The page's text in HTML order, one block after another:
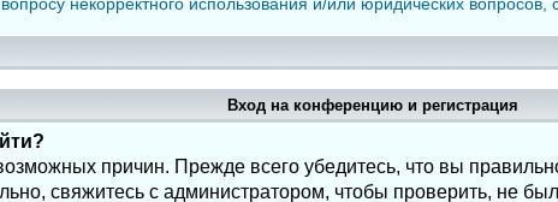
Вход на конференцию и регистрация
причин. Прежде всего убедитесь, что вы
свяжитесь с администратором, чтобы проверить, не